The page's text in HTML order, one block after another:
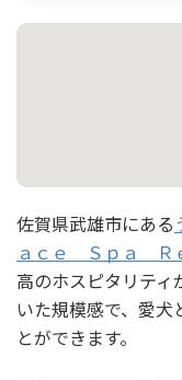
佐賀県武雄市にある
ａｃｅ Ｓｐａ Ｒ
高のホスピタリティ
いた規模感で、愛
とができます。